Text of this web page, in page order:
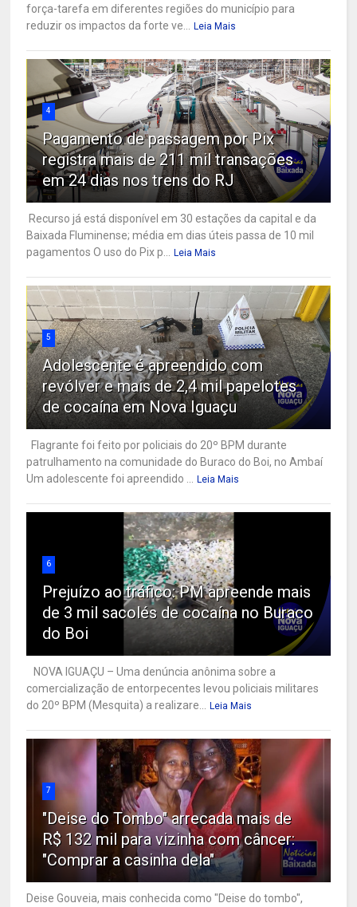
força-tarefa em diferentes regiões do município para
reduzir os impactos da forte ve...
Leia Mais
4
Pagamento de passagem por Pix
registra mais de 211 mil transações
em 24 dias nos trens do RJ
Recurso já está disponível em 30 estações da capital e da
Baixada Fluminense; média em dias úteis passa de 10 mil
pagamentos O uso do Pix p...
Leia Mais
5
Adolescente é apreendido com
revólver e mais de 2,4 mil papelotes
de cocaína em Nova Iguaçu
Flagrante foi feito por policiais do 20º BPM durante
patrulhamento na comunidade do Buraco do Boi, no Ambaí
Um adolescente foi apreendido ...
Leia Mais
6
Prejuízo ao tráfico: PM apreende mais
de 3 mil sacolés de cocaína no Buraco
do Boi
NOVA IGUAÇU – Uma denúncia anônima sobre a
comercialização de entorpecentes levou policiais militares
do 20º BPM (Mesquita) a realizare...
Leia Mais
7
"Deise do Tombo" arrecada mais de
R$ 132 mil para vizinha com câncer:
"Comprar a casinha dela"
Deise Gouveia, mais conhecida como "Deise do tombo",